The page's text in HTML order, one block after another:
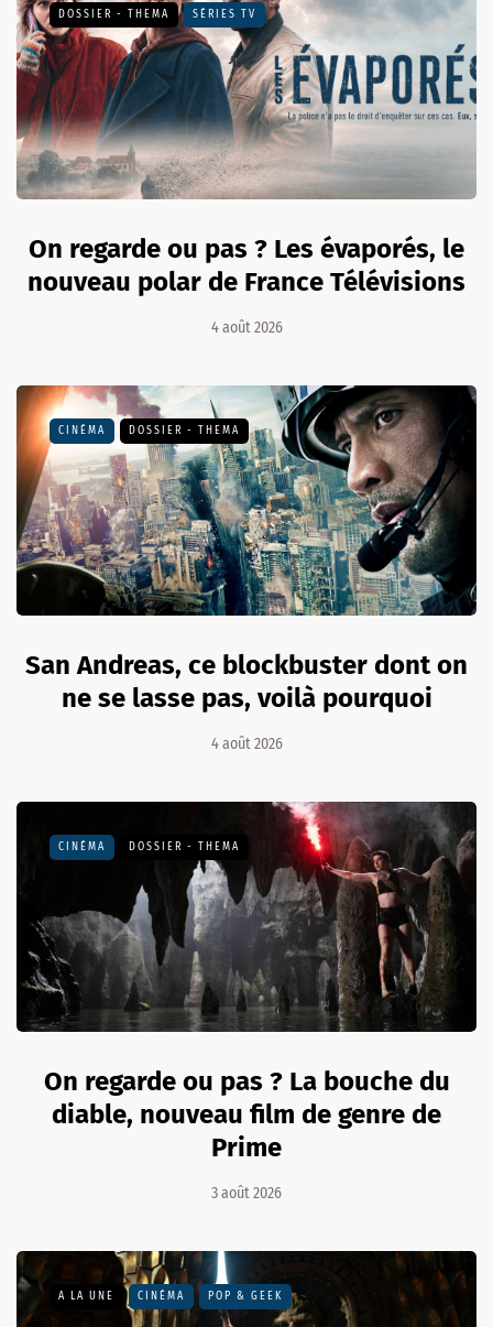
DOSSIER - THEMA SÉRIES TV
On regarde ou pas ? Les évaporés, le
nouveau polar de France Télévisions
4 août 2026
CINÉMA DOSSIER - THEMA
San Andreas, ce blockbuster dont on
ne se lasse pas, voilà pourquoi
4 août 2026
CINÉMA DOSSIER - THEMA
On regarde ou pas ? La bouche du
diable, nouveau film de genre de
Prime
3 août 2026
A LA UNE CINÉMA POP & GEEK